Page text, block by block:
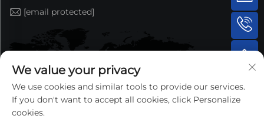
[email protected]
We value your privacy
We use cookies and similar tools to provide our services.
If you don't want to accept all cookies, click Personalize
cookies.